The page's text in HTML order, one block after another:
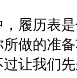
历表是
做的准
过让我